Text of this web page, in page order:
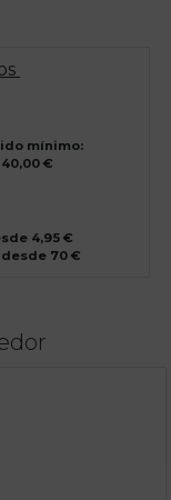
mínimo:
40,00 €
4,95 €
70 €